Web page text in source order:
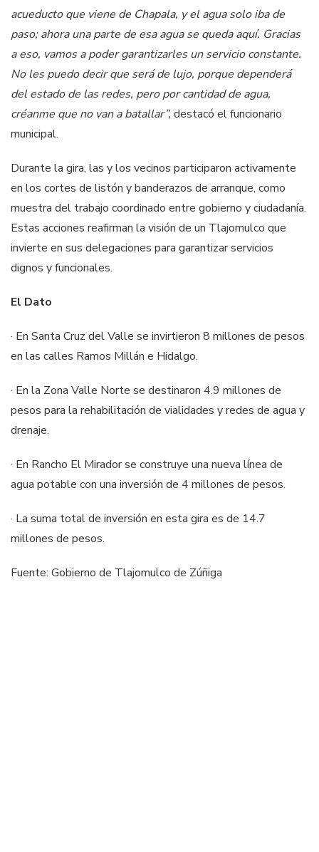
acueducto que viene de Chapala, y el agua solo iba de
paso; ahora una parte de esa agua se queda aquí. Gracias
a eso, vamos a poder garantizarles un servicio constante.
No les puedo decir que será de lujo, porque dependerá
del estado de las redes, pero por cantidad de agua,
créanme que no van a batallar”, destacó el funcionario
municipal.
Durante la gira, las y los vecinos participaron activamente
en los cortes de listón y banderazos de arranque, como
muestra del trabajo coordinado entre gobierno y ciudadanía.
Estas acciones reafirman la visión de un Tlajomulco que
invierte en sus delegaciones para garantizar servicios
dignos y funcionales.
El Dato
· En Santa Cruz del Valle se invirtieron 8 millones de pesos
en las calles Ramos Millán e Hidalgo.
· En la Zona Valle Norte se destinaron 4.9 millones de
pesos para la rehabilitación de vialidades y redes de agua y
drenaje.
· En Rancho El Mirador se construye una nueva línea de
agua potable con una inversión de 4 millones de pesos.
· La suma total de inversión en esta gira es de 14.7
millones de pesos.
Fuente: Gobierno de Tlajomulco de Zúñiga